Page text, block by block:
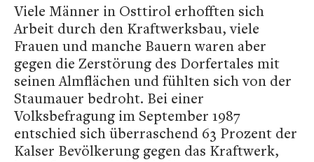
Viele Männer in Osttirol erhofften sich
Arbeit durch den Kraftwerksbau, viele
Frauen und manche Bauern waren aber
gegen die Zerstörung des Dorfertales mit
seinen Almflächen und fühlten sich von der
Staumauer bedroht. Bei einer
Volksbefragung im September 1987
entschied sich überraschend 63 Prozent der
Kalser Bevölkerung gegen das Kraftwerk,